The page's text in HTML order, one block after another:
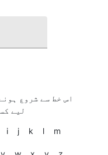
اس خط سے شروع
لیے
i j k l m